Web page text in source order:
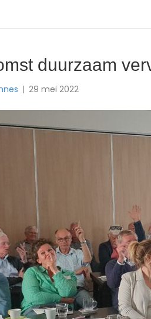
duurzaam
| 29 mei 2022